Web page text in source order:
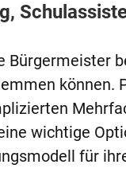
Bürgermeister
können.
wichtige
für